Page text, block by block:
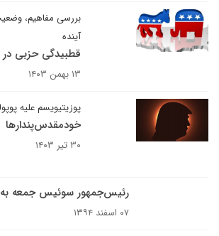
بررسی مفاهیم،
آینده
قطبیدگی حزبی در
۱۳ بهمن ۱۴۰۳
پوزیتیویسم علیه
خودمقدس‌پندارها
۳۰ تیر ۱۴۰۳
رئیس‌جمهور سوئیس جمعه به
۰۷ اسفند ۱۳۹۴